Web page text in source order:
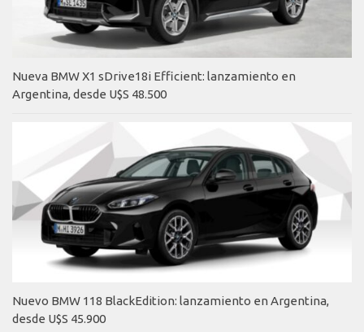
Nueva BMW X1 sDrive18i Efficient: lanzamiento en
Argentina, desde U$S 48.500
Nuevo BMW 118 BlackEdition: lanzamiento en Argentina,
desde U$S 45.900